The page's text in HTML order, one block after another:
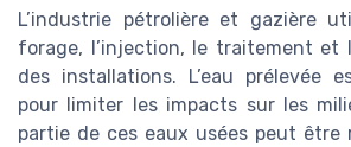
L’industrie pétrolière et gazière
forage, l’injection, le traitement et
des installations. L’eau prélevée
pour limiter les impacts sur les
partie de ces eaux usées peut être